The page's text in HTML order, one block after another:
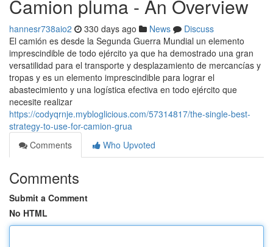
Camion pluma - An Overview
hannesr738aio2 330 days ago News
Discuss
El camión es desde la Segunda Guerra Mundial un elemento
imprescindible de todo ejército ya que ha demostrado una gran
versatilidad para el transporte y desplazamiento de mercancías y
tropas y es un elemento imprescindible para lograr el
abastecimiento y una logística efectiva en todo ejército que
necesite realizar
https://codyqrnje.mybloglicious.com/57314817/the-single-best-
strategy-to-use-for-camion-grua
Comments
Who Upvoted
Comments
Submit a Comment
No HTML